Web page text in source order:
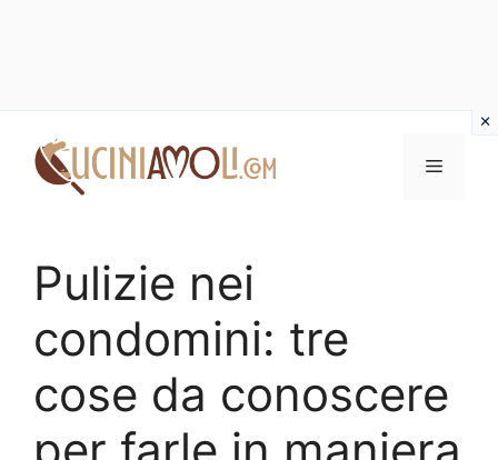
contenuto
Menu
Pulizie nei
condomini: tre
cose da conoscere